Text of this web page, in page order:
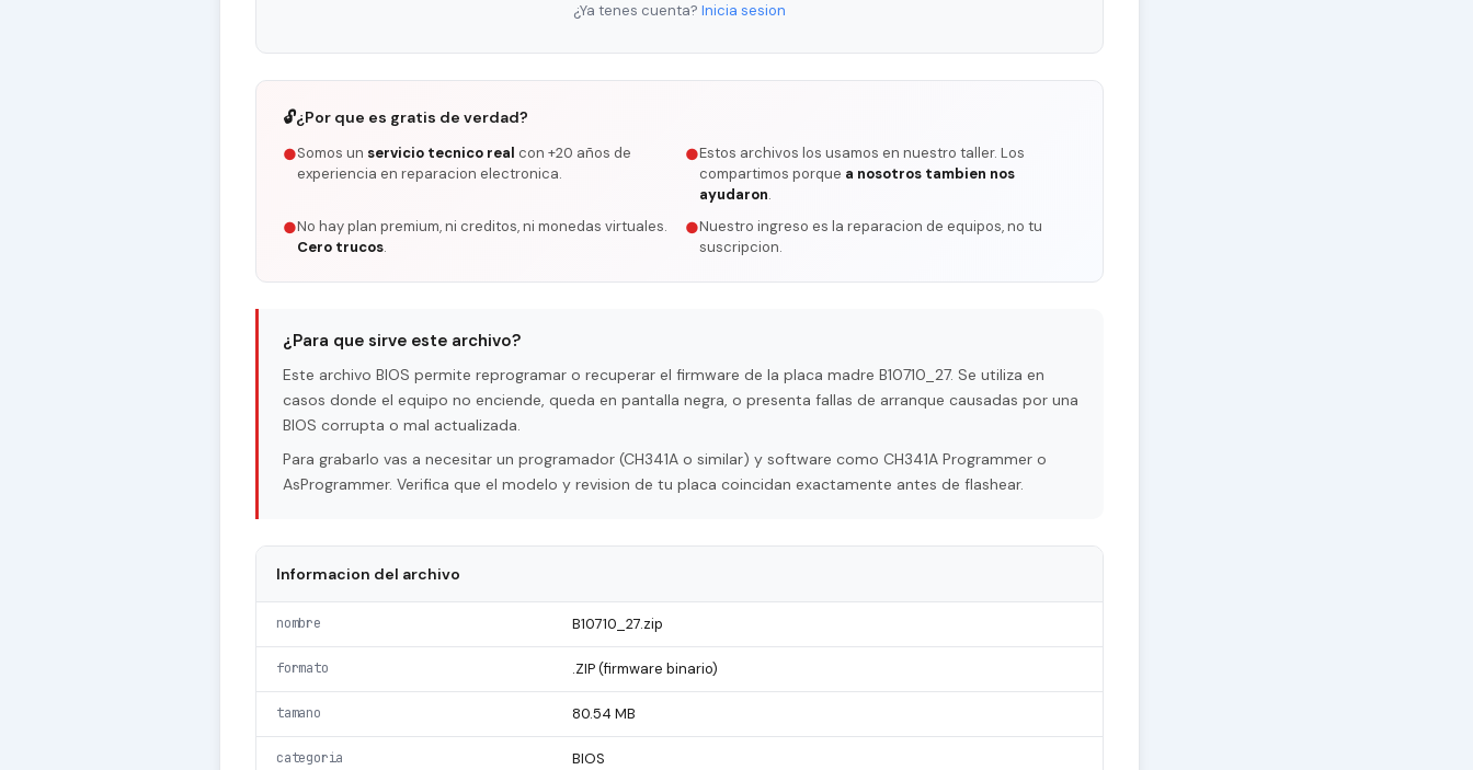
¿Ya tenes cuenta? Inicia sesion
🔓¿Por que es gratis de verdad?
●Somos un servicio tecnico real con +20 años de
experiencia en reparacion electronica.
●Estos archivos los usamos en nuestro taller. Los
compartimos porque a nosotros tambien nos
ayudaron.
●No hay plan premium, ni creditos, ni monedas virtuales.
Cero trucos.
●Nuestro ingreso es la reparacion de equipos, no tu
suscripcion.
¿Para que sirve este archivo?
Este archivo BIOS permite reprogramar o recuperar el firmware de la placa madre B10710_27. Se utiliza en
casos donde el equipo no enciende, queda en pantalla negra, o presenta fallas de arranque causadas por una
BIOS corrupta o mal actualizada.
Para grabarlo vas a necesitar un programador (CH341A o similar) y software como CH341A Programmer o
AsProgrammer. Verifica que el modelo y revision de tu placa coincidan exactamente antes de flashear.
Informacion del archivo
nombre B10710_27.zip
formato .ZIP (firmware binario)
tamano 80.54 MB
categoria BIOS